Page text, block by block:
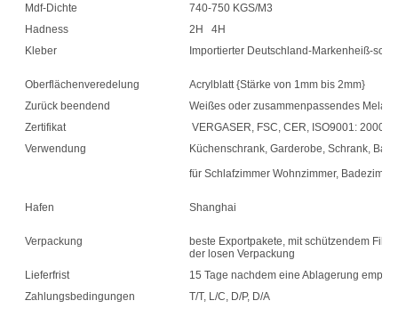
Mdf-Dichte
740-750 KGS/M3
Hadness
2H 4H
Kleber
Importierter Deutschland-Markenheiß-
Oberflächenveredelung
Acrylblatt {Stärke von 1mm bis 2mm}
Zurück beendend
Weißes oder zusammenpassendes
Zertifikat
VERGASER, FSC, CER, ISO9001: 2000,
Verwendung
Küchenschrank, Garderobe, Schrank,
für Schlafzimmer Wohnzimmer,
Hafen Shanghai
Verpackung
beste Exportpakete, mit schützendem
der losen Verpackung
Lieferfrist
15 Tage nachdem eine Ablagerung
Zahlungsbedingungen
T/T, L/C, D/P, D/A